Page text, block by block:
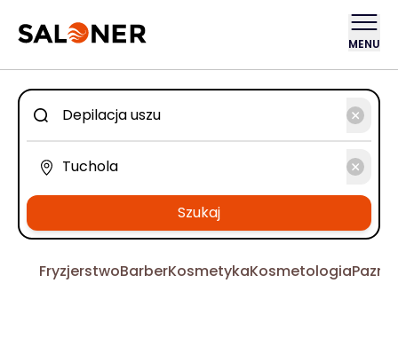
MENU
Szukaj
FryzjerstwoBarberKosmetykaKosmetologia